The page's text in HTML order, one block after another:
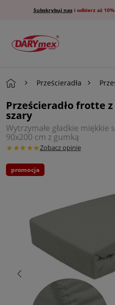
Subskrybuj nasi odbierz aż
Prześcieradła
Prześcieradło frotte
szary
Wytrzymałe gładkie
90x200 cm z gumką
★★★★★Zobacz opinie
promocja